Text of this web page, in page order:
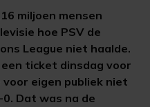
miljoen mensen
hoe PSV de
League niet haalde.
ticket dinsdag voor
eigen publiek niet
Dat was na de